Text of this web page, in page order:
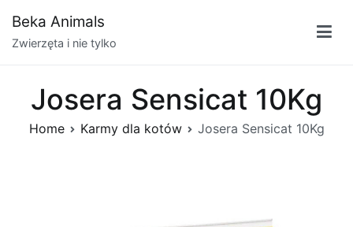
do
treści
Beka Animals
Zwierzęta i nie tylko
Josera Sensicat 10Kg
Home Karmy dla kotów Josera Sensicat 10Kg